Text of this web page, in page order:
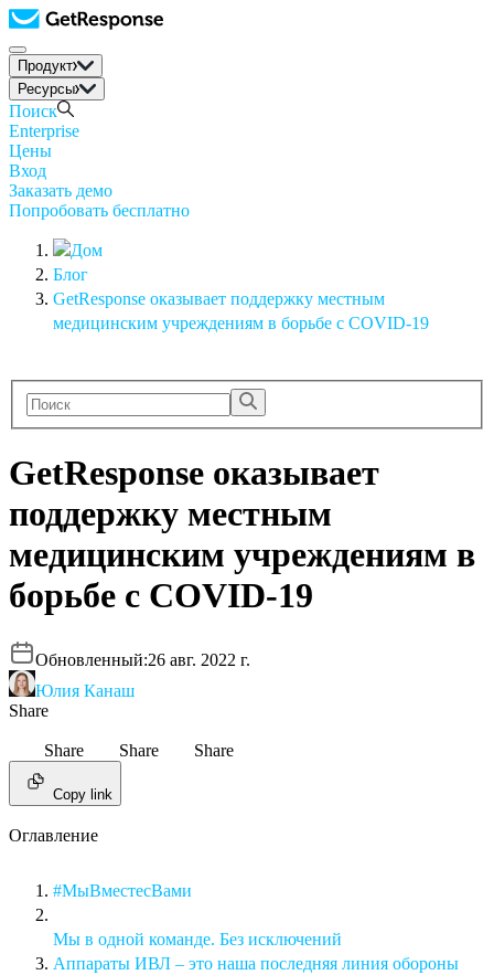
Продукт
Ресурсы
Поиск
Enterprise
Цены
Вход
Заказать демо
Попробовать бесплатно
Блог
GetResponse оказывает поддержку местным
медицинским учреждениям в борьбе с COVID-19
GetResponse оказывает
поддержку местным
медицинским учреждениям в
борьбе с COVID-19
Обновленный:26 авг. 2022 г.
Юлия Канаш
Share
Share Share Share
Copy link
Оглавление
#МыВместесВами
Мы в одной команде. Без исключений
Аппараты ИВЛ – это наша последняя линия обороны